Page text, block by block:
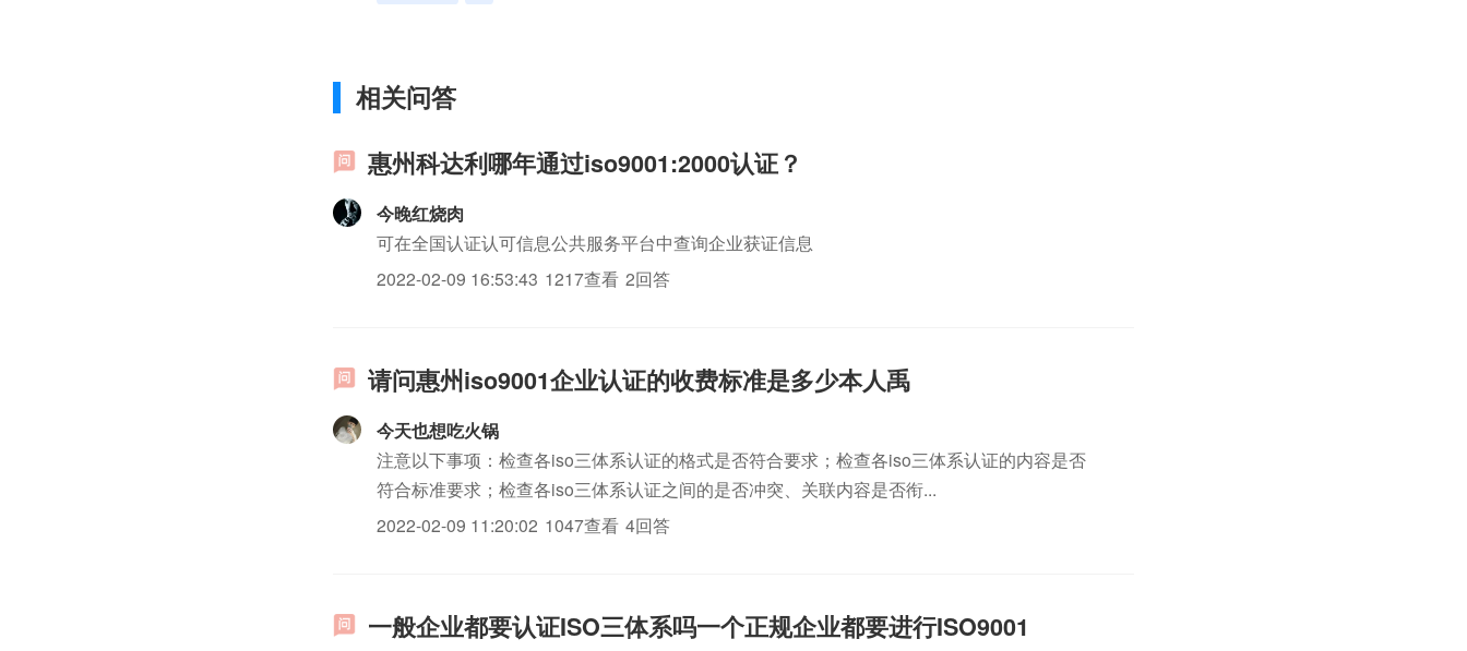
相关问答
惠州科达利哪年通过iso9001:2000认证？
今晚红烧肉
可在全国认证认可信息公共服务平台中查询企业获证信息
2022-02-09 16:53:43 1217查看 2回答
请问惠州iso9001企业认证的收费标准是多少本人禹
今天也想吃火锅
注意以下事项：检查各iso三体系认证的格式是否符合要求；检查各iso三体系认证的内容是否
符合标准要求；检查各iso三体系认证之间的是否冲突、关联内容是否衔...
2022-02-09 11:20:02 1047查看 4回答
一般企业都要认证ISO三体系吗一个正规企业都要进行ISO9001